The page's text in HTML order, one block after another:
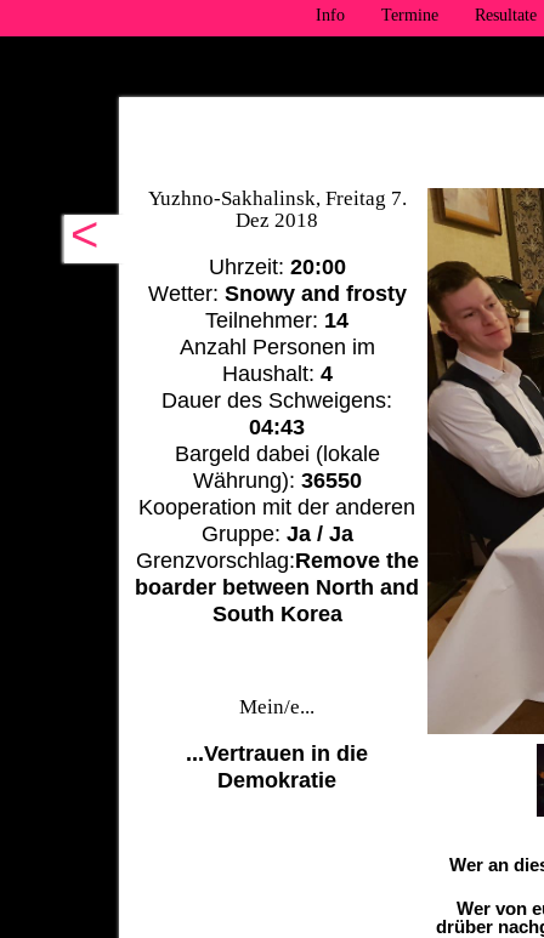
Info Termine Resultate
<
Yuzhno-Sakhalinsk, Freitag 7.
Dez 2018
Uhrzeit: 20:00
Wetter: Snowy and frosty
Teilnehmer: 14
Anzahl Personen im
Haushalt: 4
Dauer des Schweigens:
04:43
Bargeld dabei (lokale
Währung): 36550
Kooperation mit der anderen
Gruppe: Ja / Ja
Grenzvorschlag:Remove the
boarder between North and
South Korea
Mein/e...
...Vertrauen in die
Demokratie
Wer an
Wer von
drüber